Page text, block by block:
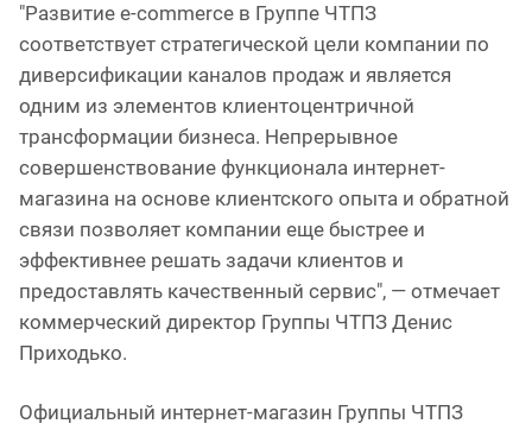
"Развитие e-commerce в Группе ЧТПЗ
соответствует стратегической цели компании по
диверсификации каналов продаж и является
одним из элементов клиентоцентричной
трансформации бизнеса. Непрерывное
совершенствование функционала интернет-
магазина на основе клиентского опыта и обратной
связи позволяет компании еще быстрее и
эффективнее решать задачи клиентов и
предоставлять качественный сервис", — отмечает
коммерческий директор Группы ЧТПЗ Денис
Приходько.
Официальный интернет-магазин Группы ЧТПЗ